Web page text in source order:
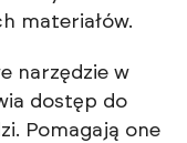
materiałów.
narzędzie w
dostęp do
Pomagają one